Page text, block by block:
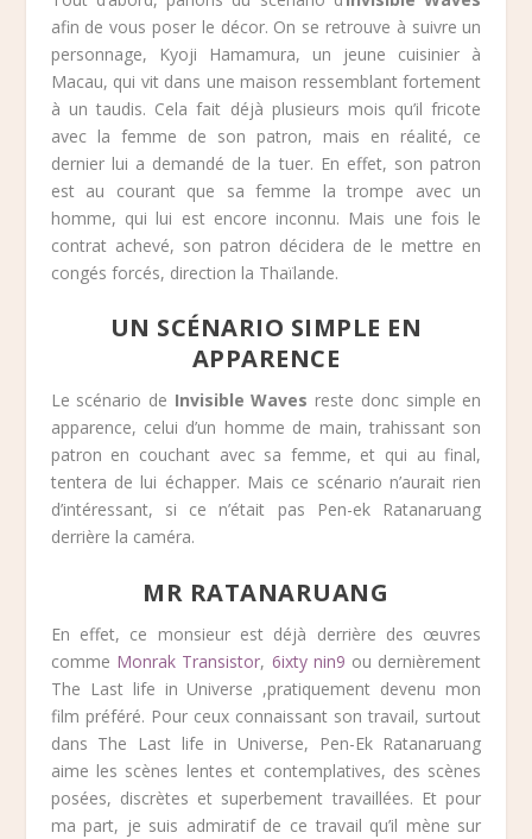
afin de vous poser le décor. On se retrouve à suivre un
personnage, Kyoji Hamamura, un jeune cuisinier à
Macau, qui vit dans une maison ressemblant fortement
à un taudis. Cela fait déjà plusieurs mois qu’il fricote
avec la femme de son patron, mais en réalité, ce
dernier lui a demandé de la tuer. En effet, son patron
est au courant que sa femme la trompe avec un
homme, qui lui est encore inconnu. Mais une fois le
contrat achevé, son patron décidera de le mettre en
congés forcés, direction la Thaïlande.
UN SCÉNARIO SIMPLE EN
APPARENCE
Le scénario de Invisible Waves reste donc simple en
apparence, celui d’un homme de main, trahissant son
patron en couchant avec sa femme, et qui au final,
tentera de lui échapper. Mais ce scénario n’aurait rien
d’intéressant, si ce n’était pas Pen-ek Ratanaruang
derrière la caméra.
MR RATANARUANG
En effet, ce monsieur est déjà derrière des œuvres
comme Monrak Transistor, 6ixty nin9 ou dernièrement
The Last life in Universe ,pratiquement devenu mon
film préféré. Pour ceux connaissant son travail, surtout
dans The Last life in Universe, Pen-Ek Ratanaruang
aime les scènes lentes et contemplatives, des scènes
posées, discrètes et superbement travaillées. Et pour
ma part, je suis admiratif de ce travail qu’il mène sur